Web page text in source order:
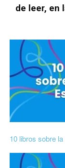
de leer, en
10 libros sobre